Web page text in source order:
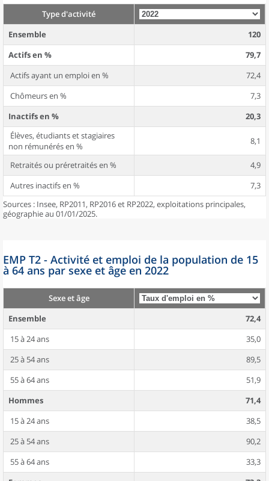
Type d'activité
Ensemble
120
Actifs en %
79,7
Actifs ayant un emploi en %
72,4
Chômeurs en %
7,3
Inactifs en %
20,3
Élèves, étudiants et stagiaires
non rémunérés en %
8,1
Retraités ou préretraités en %
4,9
Autres inactifs en %
7,3
Sources : Insee, RP2011, RP2016 et RP2022, exploitations principales,
géographie au 01/01/2025.
EMP T2 - Activité et emploi de la population de 15
à 64 ans par sexe et âge en 2022
Sexe et âge
Ensemble
72,4
15 à 24 ans
35,0
25 à 54 ans
89,5
55 à 64 ans
51,9
Hommes
71,4
15 à 24 ans
38,5
25 à 54 ans
90,2
55 à 64 ans
33,3